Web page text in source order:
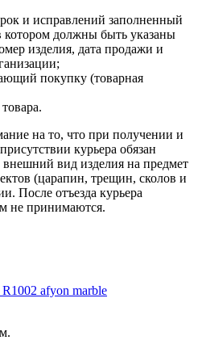
и исправлений заполненный
котором должны быть указаны
изделия, дата продажи и
покупку (товарная
на то, что при получении и
курьера обязан
вид изделия на предмет
(царапин, трещин, сколов и
После отъезда курьера
не принимаются.
afyon marble